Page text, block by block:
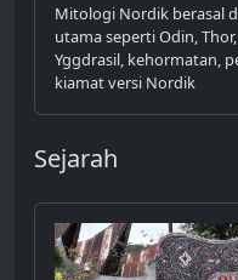
Mitologi Nordik berasal
utama seperti Odin,
Yggdrasil, kehormatan,
kiamat versi Nordik
Sejarah